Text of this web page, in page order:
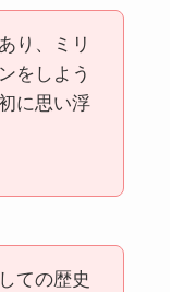
り、ミリ
をしよう
に思い浮
ての歴史